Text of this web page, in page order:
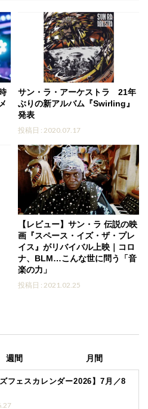
サン・ラ・アーケストラ 21年
ぶりの新アルバム『Swirling』
発表
投稿日 : 2020.07.17
【レビュー】サン・ラ 伝説の映
画『スペース・イズ・ザ・プレ
イス』がリバイバル上映｜コロ
ナ、BLM…こんな世に問う「音
楽の力」
投稿日 : 2021.02.25
週間 月間
ズフェスカレンダー2026】7月／8